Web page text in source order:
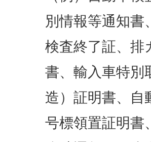
別情報等通知書
検査終了証、排
書、輸入車特別
造）証明書、自
号標領置証明書